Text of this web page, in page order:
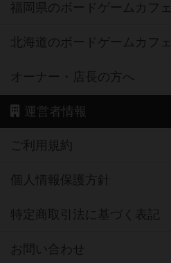
福岡県のボードゲームカフェ
北海道のボードゲームカフェ
オーナー・店長の方へ
運営者情報
ご利用規約
個人情報保護方針
特定商取引法に基づく表記
お問い合わせ